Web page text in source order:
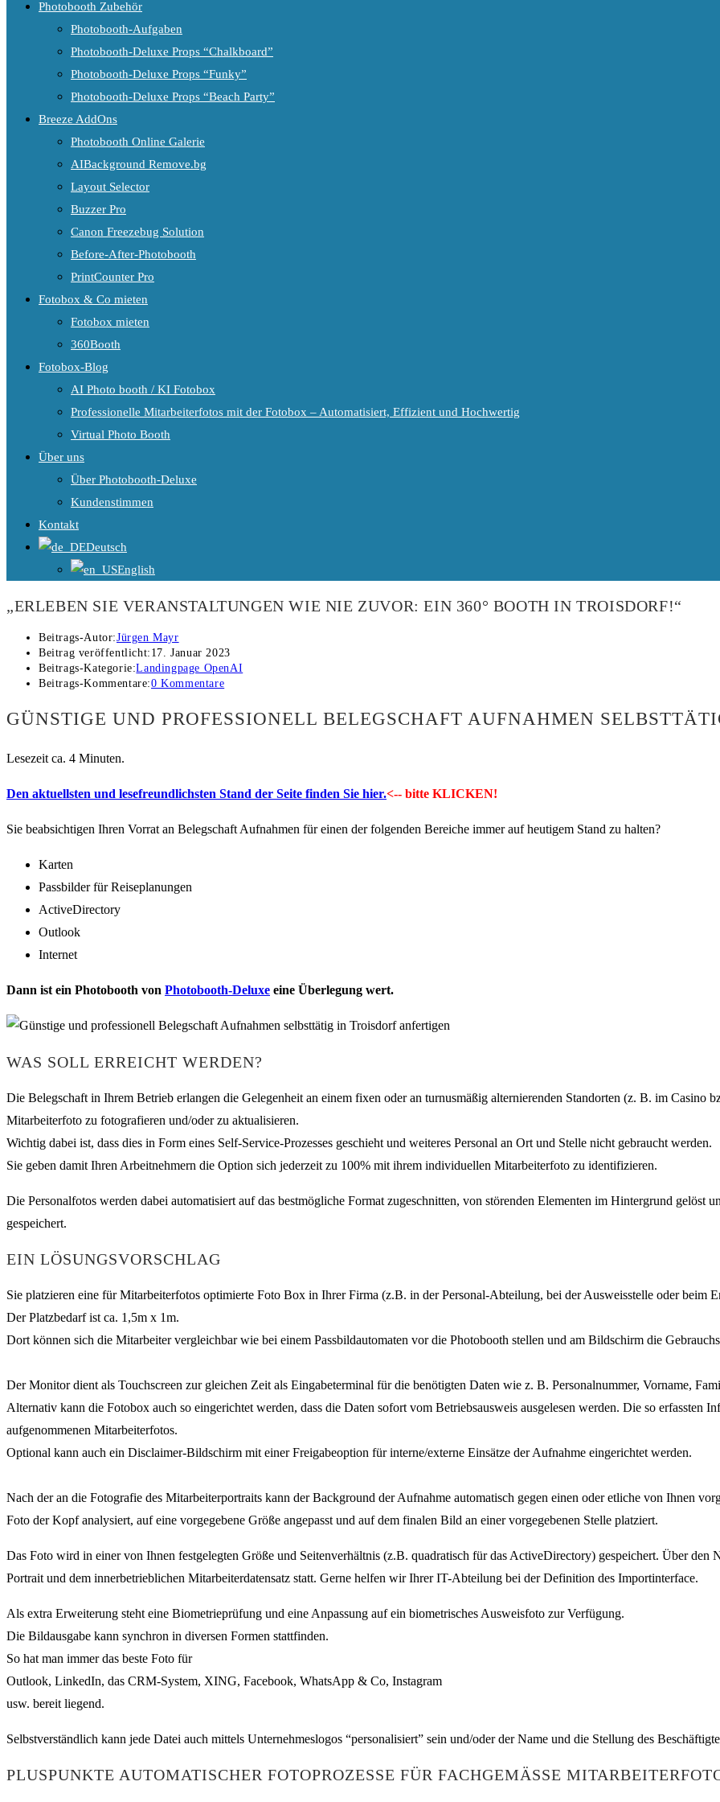
Photobooth Zubehör
Photobooth-Aufgaben
Photobooth-Deluxe Props “Chalkboard”
Photobooth-Deluxe Props “Funky”
Photobooth-Deluxe Props “Beach Party”
Breeze AddOns
Photobooth Online Galerie
AIBackground Remove.bg
Layout Selector
Buzzer Pro
Canon Freezebug Solution
Before-After-Photobooth
PrintCounter Pro
Fotobox & Co mieten
Fotobox mieten
360Booth
Fotobox-Blog
AI Photo booth / KI Fotobox
Professionelle Mitarbeiterfotos mit der Fotobox – Automatisiert, Effizient und Hochwertig
Virtual Photo Booth
Über uns
Über Photobooth-Deluxe
Kundenstimmen
Kontakt
Deutsch
English
„ERLEBEN SIE VERANSTALTUNGEN WIE NIE ZUVOR: EIN 360° BOOTH IN TROISDORF!“
Beitrags-Autor:Jürgen Mayr
Beitrag veröffentlicht: 17. Januar 2023
Beitrags-Kategorie:Landingpage OpenAI
Beitrags-Kommentare:0 Kommentare
GÜNSTIGE UND PROFESSIONELL BELEGSCHAFT AUFNAHMEN
Lesezeit ca. 4 Minuten.
Den aktuellsten und lesefreundlichsten Stand der Seite finden Sie hier.<-- bitte KLICKEN!
Sie beabsichtigen Ihren Vorrat an Belegschaft Aufnahmen für einen der folgenden Bereiche immer auf heutigem Stand zu halten?
Karten
Passbilder für Reiseplanungen
ActiveDirectory
Outlook
Internet
Dann ist ein Photobooth von Photobooth-Deluxe eine Überlegung wert.
WAS SOLL ERREICHT WERDEN?
Die Belegschaft in Ihrem Betrieb erlangen die Gelegenheit an einem fixen oder an turnusmäßig alternierenden Standorten (z. B. im
Mitarbeiterfoto zu fotografieren und/oder zu aktualisieren.
Wichtig dabei ist, dass dies in Form eines Self-Service-Prozesses geschieht und weiteres Personal an Ort und Stelle nicht gebraucht werden.
Sie geben damit Ihren Arbeitnehmern die Option sich jederzeit zu 100% mit ihrem individuellen Mitarbeiterfoto zu identifizieren.
Die Personalfotos werden dabei automatisiert auf das bestmögliche Format zugeschnitten, von störenden Elementen im Hintergrund gelöst
gespeichert.
EIN LÖSUNGSVORSCHLAG
Sie platzieren eine für Mitarbeiterfotos optimierte Foto Box in Ihrer Firma (z.B. in der Personal-Abteilung, bei der Ausweisstelle oder beim
Der Platzbedarf ist ca. 1,5m x 1m.
Dort können sich die Mitarbeiter vergleichbar wie bei einem Passbildautomaten vor die Photobooth stellen und am Bildschirm die
Der Monitor dient als Touchscreen zur gleichen Zeit als Eingabeterminal für die benötigten Daten wie z. B. Personalnummer, Vorname,
Alternativ kann die Fotobox auch so eingerichtet werden, dass die Daten sofort vom Betriebsausweis ausgelesen werden. Die so erfassten
aufgenommenen Mitarbeiterfotos.
Optional kann auch ein Disclaimer-Bildschirm mit einer Freigabeoption für interne/externe Einsätze der Aufnahme eingerichtet werden.
Nach der an die Fotografie des Mitarbeiterportraits kann der Background der Aufnahme automatisch gegen einen oder etliche von Ihnen
Foto der Kopf analysiert, auf eine vorgegebene Größe angepasst und auf dem finalen Bild an einer vorgegebenen Stelle platziert.
Das Foto wird in einer von Ihnen festgelegten Größe und Seitenverhältnis (z.B. quadratisch für das ActiveDirectory) gespeichert. Über den
Portrait und dem innerbetrieblichen Mitarbeiterdatensatz statt. Gerne helfen wir Ihrer IT-Abteilung bei der Definition des Importinterface.
Als extra Erweiterung steht eine Biometrieprüfung und eine Anpassung auf ein biometrisches Ausweisfoto zur Verfügung.
Die Bildausgabe kann synchron in diversen Formen stattfinden.
So hat man immer das beste Foto für
Outlook, LinkedIn, das CRM-System, XING, Facebook, WhatsApp & Co, Instagram
usw. bereit liegend.
Selbstverständlich kann jede Datei auch mittels Unternehmeslogos “personalisiert” sein und/oder der Name und die Stellung des
PLUSPUNKTE AUTOMATISCHER FOTOPROZESSE FÜR FACHGEMÄSSE